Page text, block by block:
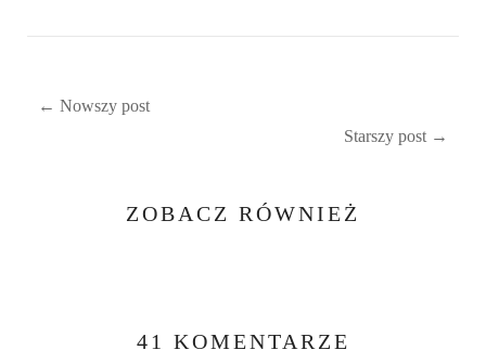
← Nowszy post
Starszy post →
ZOBACZ RÓWNIEŻ
41 KOMENTARZE